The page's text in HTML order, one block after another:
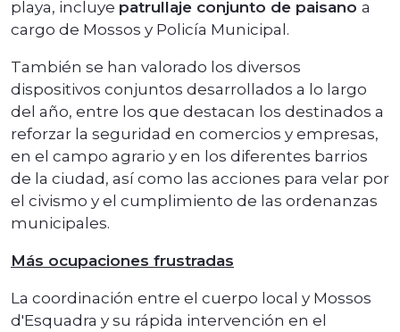
playa, incluye patrullaje conjunto de paisano a
cargo de Mossos y Policía Municipal.
También se han valorado los diversos
dispositivos conjuntos desarrollados a lo largo
del año, entre los que destacan los destinados a
reforzar la seguridad en comercios y empresas,
en el campo agrario y en los diferentes barrios
de la ciudad, así como las acciones para velar por
el civismo y el cumplimiento de las ordenanzas
municipales.
Más ocupaciones frustradas
La coordinación entre el cuerpo local y Mossos
d'Esquadra y su rápida intervención en el